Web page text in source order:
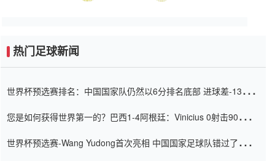
热门足球新闻
世界杯预选赛排名：中国国家队仍然以6分排名底部 进球差-13令人
您是如何获得世界第一的？巴西1-4阿根廷：Vinicius 0射击90分钟
世界杯预选赛-Wang Yudong首次亮相 中国国家足球队错过了世界